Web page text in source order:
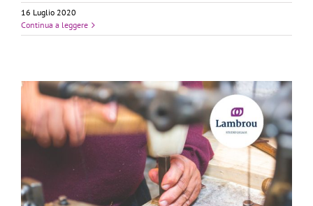
16 Luglio 2020
Continua a leggere